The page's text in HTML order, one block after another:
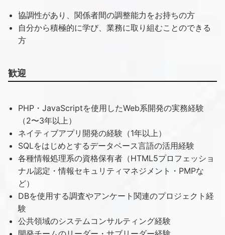
協調性があり、関係者間の調整能力をお持ちの方
自分から積極的に学び、業務に取り組むことのできる
方
歓迎
PHP・JavaScriptを使用したWeb系開発の実務経験
（2〜3年以上）
ネイティブアプリ開発の経験（1年以上）
SQLをはじめとするデータベース言語の活用経験
各種情報処理系の資格保有者（HTML5プロフェッショ
ナル認定・情報セキュリティマネジメント・PMPな
ど）
DBを使用する調査やアンケート関連のプロジェクト経
験
公共領域のシステムコンサルティング経験